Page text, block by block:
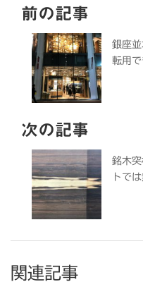
前の記事
銀座
転用
次の記事
銘木
トで
関連記事